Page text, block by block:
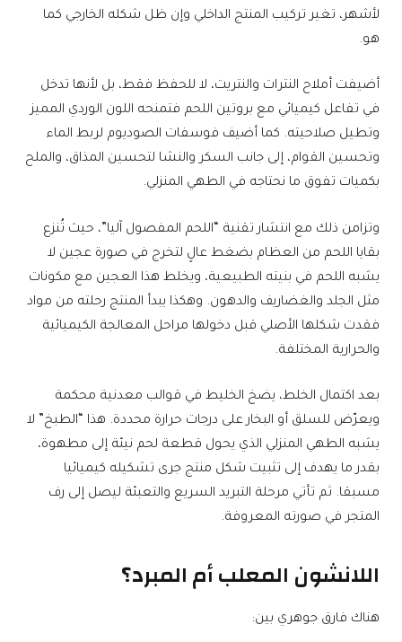
لأشهر، تغير تركيب المنتج الداخلي وإن ظل شكله الخارجي كما
هو.
أضيفت أملاح النترات والنتريت، لا للحفظ فقط، بل لأنها تدخل
في تفاعل كيميائي مع بروتين اللحم فتمنحه اللون الوردي المميز
وتطيل صلاحيته. كما أضيف فوسفات الصوديوم لربط الماء
وتحسين القوام، إلى جانب السكر والنشا لتحسين المذاق، والملح
بكميات تفوق ما نحتاجه في الطهي المنزلي.
وتزامن ذلك مع انتشار تقنية “اللحم المفصول آليا”، حيث تُنزع
بقايا اللحم من العظام بضغط عالٍ لتخرج في صورة عجين لا
يشبه اللحم في بنيته الطبيعية، ويخلط هذا العجين مع مكونات
مثل الجلد والغضاريف والدهون. وهكذا يبدأ المنتج رحلته من مواد
فقدت شكلها الأصلي قبل دخولها مراحل المعالجة الكيميائية
والحرارية المختلفة.
بعد اكتمال الخلط، يضخ الخليط في قوالب معدنية محكمة
ويعرّض للسلق أو البخار على درجات حرارة محددة. هذا “الطبخ” لا
يشبه الطهي المنزلي الذي يحول قطعة لحم نيئة إلى مطهوة،
بقدر ما يهدف إلى تثبيت شكل منتج جرى تشكيله كيميائيا
مسبقا. ثم تأتي مرحلة التبريد السريع والتعبئة ليصل إلى رف
المتجر في صورته المعروفة.
اللانشون المعلب أم المبرد؟
هناك فارق جوهري بين: